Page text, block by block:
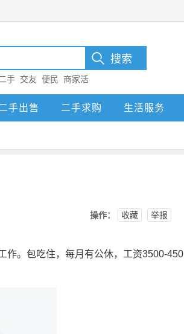
二手 交友 便民
商家活
手出售 二手求购 生活服务
操作： 收藏 举报
作。包吃住，每月有公休，工资3500-450